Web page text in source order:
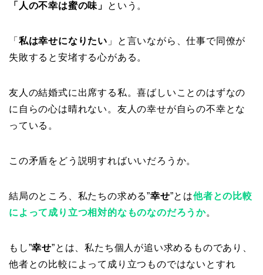
「人の不幸は蜜の味」 という。
「 私は幸せになりたい 」と言いながら、仕事で同僚が
失敗すると安堵する心がある。
友人の結婚式に出席する私。喜ばしいことのはずなの
に自らの心は晴れない。友人の幸せが自らの不幸とな
っている。
この矛盾をどう説明すればいいだろうか。
結局のところ、私たちの求める”幸せ”とは他者との比較
によって成り立つ相対的なものなのだろうか。
もし”幸せ”とは、私たち個人が追い求めるものであり、
他者との比較によって成り立つものではないとすれ